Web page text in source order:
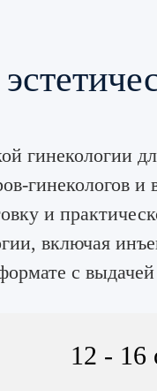
гинекологии
гинекологов
и
включая
с
12 - 16